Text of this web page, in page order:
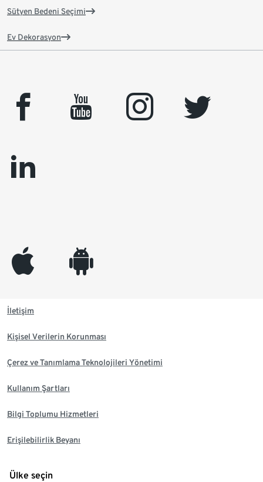
Sütyen Bedeni Seçimi
Ev Dekorasyon
facebook youtube instagram
twitter
linkedin
appleinc android
İletişim
Kişisel Verilerin Korunması
Çerez ve Tanımlama Teknolojileri Yönetimi
Kullanım Şartları
Bilgi Toplumu Hizmetleri
Erişilebilirlik Beyanı
Ülke seçin